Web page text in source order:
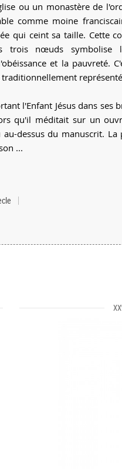
ou un monastère de
comme moine
qui ceint sa taille. Cette
trois nœuds symbolise
et la pauvreté.
l'Enfant Jésus dans ses
qu'il méditait sur un
au-dessus du manuscrit.
...
XX